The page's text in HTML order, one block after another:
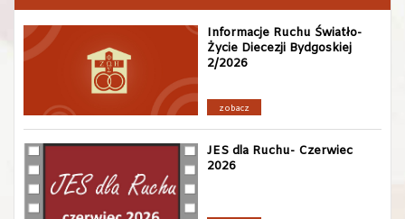
Informacje Ruchu Światło-
Życie Diecezji Bydgoskiej
2/2026
zobacz
JES dla Ruchu- Czerwiec
2026